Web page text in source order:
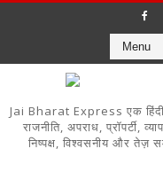
Jai Bharat Express एक हिंदी
राजनीति, अपराध, प्रॉपर्टी,
निष्पक्ष, विश्वसनीय और